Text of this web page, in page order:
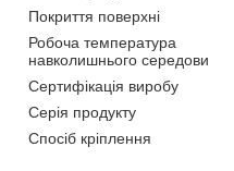
Покриття поверхні
Робоча температура
навколишнього середови
Сертифікація виробу
Серія продукту
Спосіб кріплення